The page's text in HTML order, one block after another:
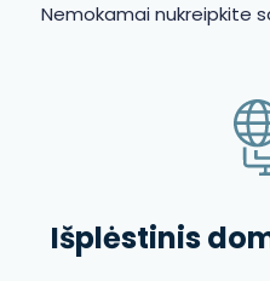
Nemokamai nukreipkite
Išplėstinis